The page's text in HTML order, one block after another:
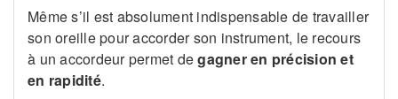
Même s’il est absolument indispensable de travailler
son oreille pour accorder son instrument, le recours
à un accordeur permet degagner en précision et
en rapidité.